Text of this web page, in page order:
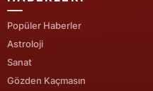
Popüler Haberler
Astroloji
Sanat
Gözden Kaçmasın